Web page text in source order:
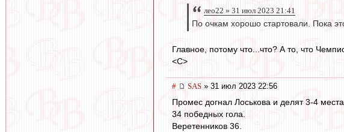
лео22 » 31 июл 2023 21:41
По очкам хорошо стартовали. Пока
Главное, потому что...что? А то, что
<C>
# SAS » 31 июл 2023 22:56
Промес догнал Лоськова и делят 3-4
34 победных гола.
Веретенников 36.